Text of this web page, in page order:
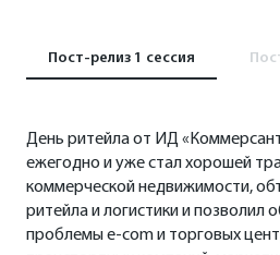
Пост-релиз 1 сессия
День ритейла от ИД
ежегодно и уже стал хорошей
коммерческой недвижимости,
ритейла и логистики и позволил
проблемы e-com и торговых